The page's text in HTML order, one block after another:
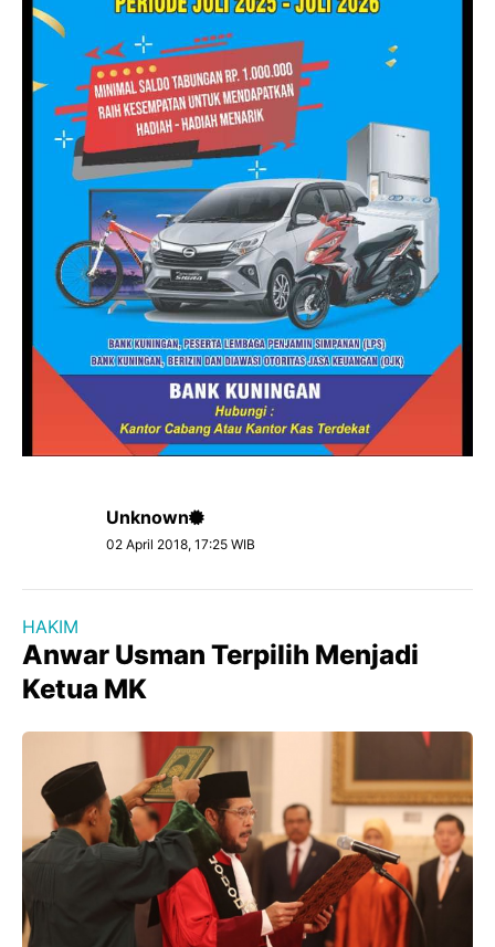
Unknown
02 April 2018, 17:25 WIB
HAKIM
Anwar Usman Terpilih Menjadi
Ketua MK